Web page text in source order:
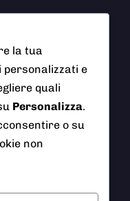
Ciampino (Roma). Tutti
Credits
la tua
e
quali
Personalizza.
o su
non